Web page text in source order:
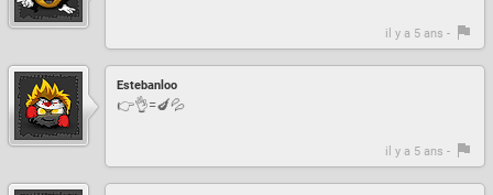
il y a 5 ans -
Estebanloo
👉👌=🍆💦
il y a 5 ans -